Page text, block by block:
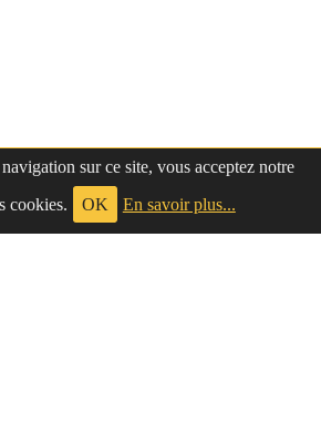
sur ce site, vous acceptez notre
cookies.
OK En savoir plus...